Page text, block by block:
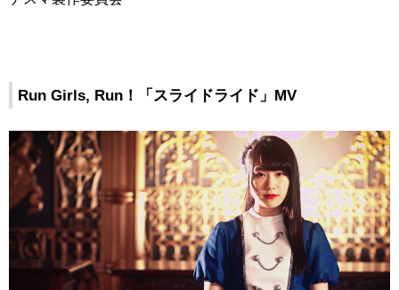
Run Girls, Run！「スライドライド」MV